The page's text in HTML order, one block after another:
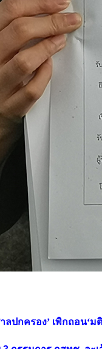
ลปกครอง’ เพิกถอน‘